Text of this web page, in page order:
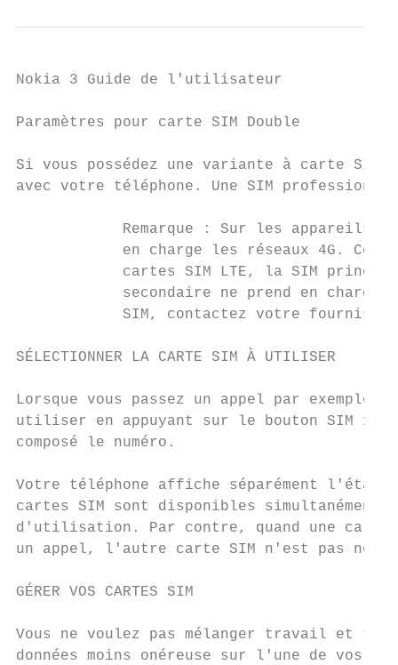
Nokia 3 Guide de l'utilisateur
Paramètres pour carte SIM Double
Si vous possédez une variante à carte
avec votre téléphone. Une SIM
Remarque : Sur les appareils
en charge les réseaux 4G.
cartes SIM LTE, la SIM
secondaire ne prend en charge
SIM, contactez votre
SÉLECTIONNER LA CARTE SIM À UTILISER
Lorsque vous passez un appel par
utiliser en appuyant sur le bouton SIM 1
composé le numéro.
Votre téléphone affiche séparément l'état
cartes SIM sont disponibles
d'utilisation. Par contre, quand une carte
un appel, l'autre carte SIM n'est pas
GÉRER VOS CARTES SIM
Vous ne voulez pas mélanger travail et
données moins onéreuse sur l'une de vos